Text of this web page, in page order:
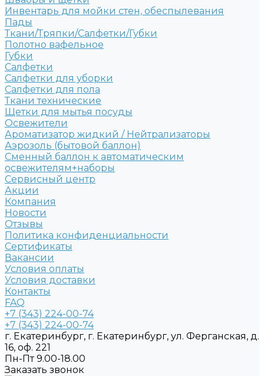
Инвентарь для мойки стен, обеспылевания
Пады
Ткани/Тряпки/Салфетки/Губки
Полотно вафельное
Губки
Салфетки
Салфетки для уборки
Салфетки для пола
Ткани технические
Щетки для мытья посуды
Освежители
Ароматизатор жидкий / Нейтрализаторы
Аэрозоль (бытовой баллон)
Сменный баллон к автоматическим
освежителям+наборы
Сервисный центр
Акции
Компания
Новости
Отзывы
Политика конфиденциальности
Сертификаты
Вакансии
Условия оплаты
Условия доставки
Контакты
FAQ
+7 (343) 224-00-74
+7 (343) 224-00-74
г. Екатеринбург, г. Екатеринбург, ул. Ферганская, д.
16, оф. 221
Пн-Пт 9.00-18.00
Заказать звонок